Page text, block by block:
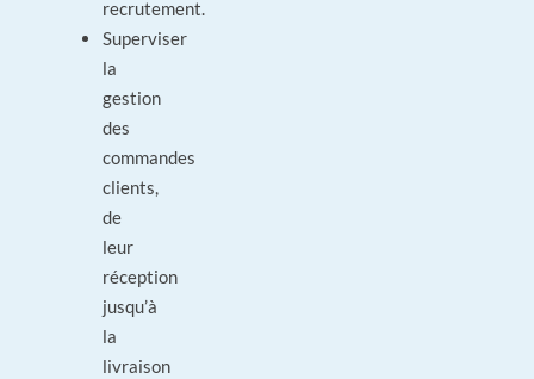
recrutement.
Superviser
la
gestion
des
commandes
clients,
de
leur
réception
jusqu’à
la
livraison